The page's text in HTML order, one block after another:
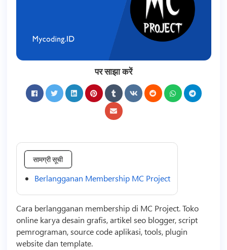
पर साझा करें
सामग्री सूची
Berlangganan Membership MC Project
Cara berlangganan membership di MC Project. Toko
online karya desain grafis, artikel seo blogger,script
pemrograman,source codeaplikasi, tools, plugin
website dan template.